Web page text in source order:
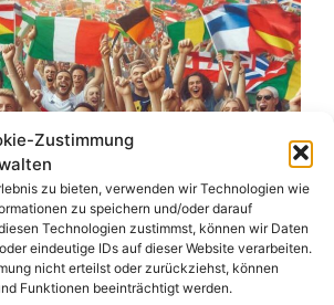
Zustimmung
zu bieten, verwenden wir Technologien wie
zu speichern und/oder darauf
Technologien zustimmst, können wir Daten
eindeutige IDs auf dieser Website verarbeiten.
nicht erteilst oder zurückziehst, können
Funktionen beeinträchtigt werden.